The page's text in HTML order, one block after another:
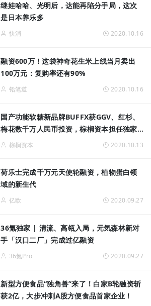
继娃哈哈、光明后，达能再陷分手局，这次
是日本养乐多
快消 2020.10.16
融资600万！这袋神奇花生米上线当月卖出
100万元：复购率还有90%
铅笔道 2020.10.16
国产功能软糖新品牌BUFFX获GGV、红杉、
梅花数千万人民币投资，棕榈资本担任独家
财务顾问
棕榈资本 2020.10.13
荷乐士完成千万元天使轮融资，植物蛋白领
域的新生代
亿欧 2020.09.27
36氪独家 | 清流、高瓴入局，元気森林新对
手「汉口二厂」完成过亿融资
36氪Pro 2020.09.27
新型方便食品“独角兽”来了！白家B轮融资斩
获2亿，大步冲刺A股方便食品首家企业！